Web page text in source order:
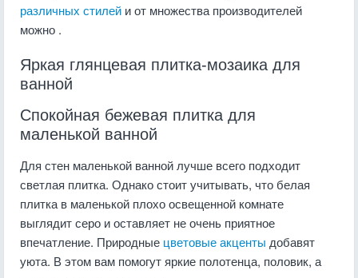
различных стилей и от множества производителей
можно .
Яркая глянцевая плитка-мозаика для
ванной
Спокойная бежевая плитка для
маленькой ванной
Для стен маленькой ванной лучше всего подходит
светлая плитка. Однако стоит учитывать, что белая
плитка в маленькой плохо освещенной комнате
выглядит серо и оставляет не очень приятное
впечатление. Природные цветовые акценты добавят
уюта. В этом вам помогут яркие полотенца, половик, а